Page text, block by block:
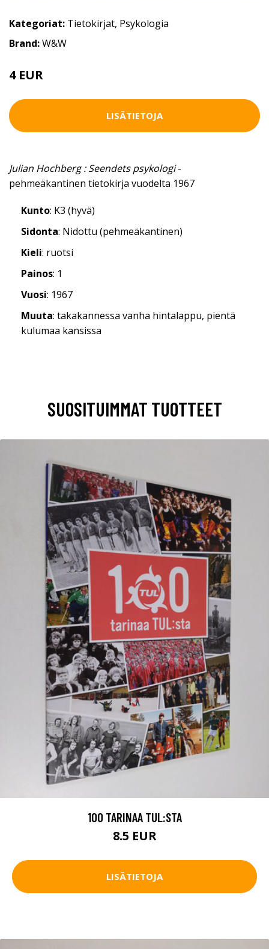
Kategoriat: Tietokirjat, Psykologia
Brand:W&W
4 EUR
LISÄTIETOJA
Julian Hochberg : Seendets psykologi-
pehmeäkantinen tietokirja vuodelta 1967
Kunto: K3 (hyvä)
Sidonta: Nidottu (pehmeäkantinen)
Kieli: ruotsi
Painos: 1
Vuosi: 1967
Muuta: takakannessa vanha hintalappu, pientä
kulumaa kansissa
SUOSITUIMMAT TUOTTEET
100 TARINAA TUL:STA
8.5 EUR
LISÄTIETOJA